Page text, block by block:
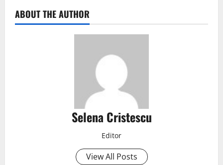
ABOUT THE AUTHOR
Selena Cristescu
Editor
View All Posts